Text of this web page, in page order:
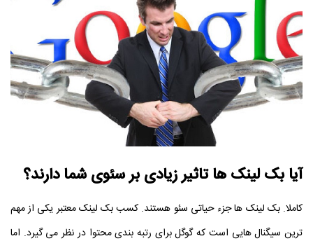
آیا بک لینک ها تاثیر زیادی بر سئوی شما دارند؟
کاملا. بک لینک ها جزء حیاتی سئو هستند. کسب بک لینک معتبر یکی از مهم
ترین سیگنال هایی است که گوگل برای رتبه بندی محتوا در نظر می گیرد. اما